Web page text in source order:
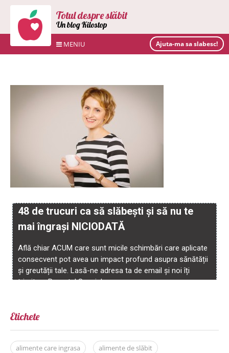
Totul despre slăbit
Un blog Kilostop
MENIU Ajuta-ma sa slabesc!
Etichete
alimente care ingrasa
alimente de slăbit